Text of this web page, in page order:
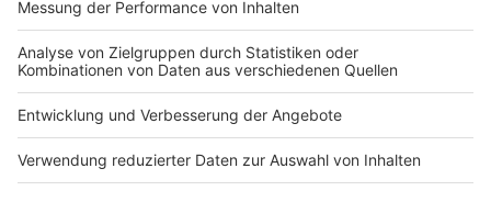
06:27 Uhr - Region: Schwerpunktkontrollen der
Region werden heute Schwerpunktkontrollen der